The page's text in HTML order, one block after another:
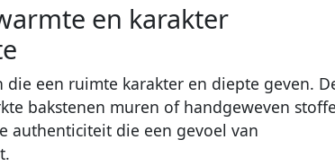
en karakter
een ruimte karakter en diepte geven.
bakstenen muren of handgeweven
authenticiteit die een gevoel van